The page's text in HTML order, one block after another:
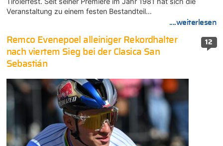
Veranstaltung zu einem festen Bestandteil…
....weiterlesen
12
Remco Evenepoel alleiniger Rekordhalter
nach viertem Sieg bei der Clasica San
Sebastián